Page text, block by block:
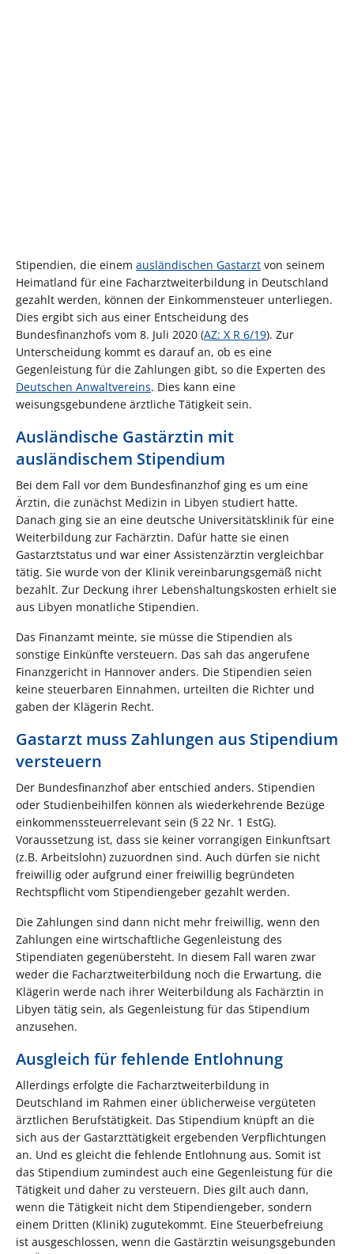
Stipendien, die einem ausländischen Gastarzt von seinem
Heimatland für eine Facharztweiterbildung in Deutschland
gezahlt werden, können der Einkommensteuer unterliegen.
Dies ergibt sich aus einer Entscheidung des
Bundesfinanzhofs vom 8. Juli 2020 (AZ: X R 6/19). Zur
Unterscheidung kommt es darauf an, ob es eine
Gegenleistung für die Zahlungen gibt, so die Experten des
Deutschen Anwaltvereins. Dies kann eine
weisungsgebundene ärztliche Tätigkeit sein.
Ausländische Gastärztin mit
ausländischem Stipendium
Bei dem Fall vor dem Bundesfinanzhof ging es um eine
Ärztin, die zunächst Medizin in Libyen studiert hatte.
Danach ging sie an eine deutsche Universitätsklinik für eine
Weiterbildung zur Fachärztin. Dafür hatte sie einen
Gastarztstatus und war einer Assistenzärztin vergleichbar
tätig. Sie wurde von der Klinik vereinbarungsgemäß nicht
bezahlt. Zur Deckung ihrer Lebenshaltungskosten erhielt sie
aus Libyen monatliche Stipendien.
Das Finanzamt meinte, sie müsse die Stipendien als
sonstige Einkünfte versteuern. Das sah das angerufene
Finanzgericht in Hannover anders. Die Stipendien seien
keine steuerbaren Einnahmen, urteilten die Richter und
gaben der Klägerin Recht.
Gastarzt muss Zahlungen aus Stipendium
versteuern
Der Bundesfinanzhof aber entschied anders. Stipendien
oder Studienbeihilfen können als wiederkehrende Bezüge
einkommenssteuerrelevant sein (§ 22 Nr. 1 EstG).
Voraussetzung ist, dass sie keiner vorrangigen Einkunftsart
(z.B. Arbeitslohn) zuzuordnen sind. Auch dürfen sie nicht
freiwillig oder aufgrund einer freiwillig begründeten
Rechtspflicht vom Stipendiengeber gezahlt werden.
Die Zahlungen sind dann nicht mehr freiwillig, wenn den
Zahlungen eine wirtschaftliche Gegenleistung des
Stipendiaten gegenübersteht. In diesem Fall waren zwar
weder die Facharztweiterbildung noch die Erwartung, die
Klägerin werde nach ihrer Weiterbildung als Fachärztin in
Libyen tätig sein, als Gegenleistung für das Stipendium
anzusehen.
Ausgleich für fehlende Entlohnung
Allerdings erfolgte die Facharztweiterbildung in
Deutschland im Rahmen einer üblicherweise vergüteten
ärztlichen Berufstätigkeit. Das Stipendium knüpft an die
sich aus der Gastarzttätigkeit ergebenden Verpflichtungen
an. Und es gleicht die fehlende Entlohnung aus. Somit ist
das Stipendium zumindest auch eine Gegenleistung für die
Tätigkeit und daher zu versteuern. Dies gilt auch dann,
wenn die Tätigkeit nicht dem Stipendiengeber, sondern
einem Dritten (Klinik) zugutekommt. Eine Steuerbefreiung
ist ausgeschlossen, wenn die Gastärztin weisungsgebunden